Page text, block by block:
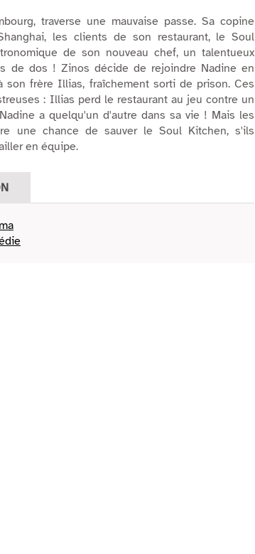
traverse une mauvaise passe. Sa copine
les clients de son restaurant, le Soul
de son nouveau chef, un talentueux
de dos ! Zinos décide de rejoindre Nadine en
son frère Illias, fraîchement sorti de prison. Ces
: Illias perd le restaurant au jeu contre un
a quelqu'un d'autre dans sa vie ! Mais les
une chance de sauver le Soul Kitchen, s'ils
en équipe.